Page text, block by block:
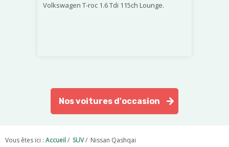
Volkswagen T-roc 1.6 Tdi 115ch Lounge.
Nos voitures d'occasion
Vous êtes ici : Accueil/ SUV/ Nissan Qashqai